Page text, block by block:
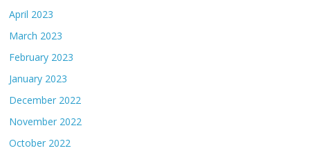
April 2023
March 2023
February 2023
January 2023
December 2022
November 2022
October 2022